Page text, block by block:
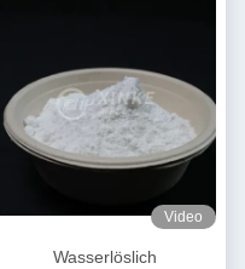
Video
Wasserlöslich